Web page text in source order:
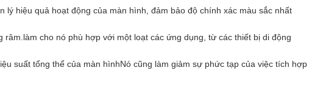
hiệu quả hoạt động của màn hình, đảm bảo độ chính xác màu sắc nhất
cho nó phù hợp với một loạt các ứng dụng, từ các thiết bị di động
suất tổng thể của màn hìnhNó cũng làm giảm sự phức tạp của việc tích hợp